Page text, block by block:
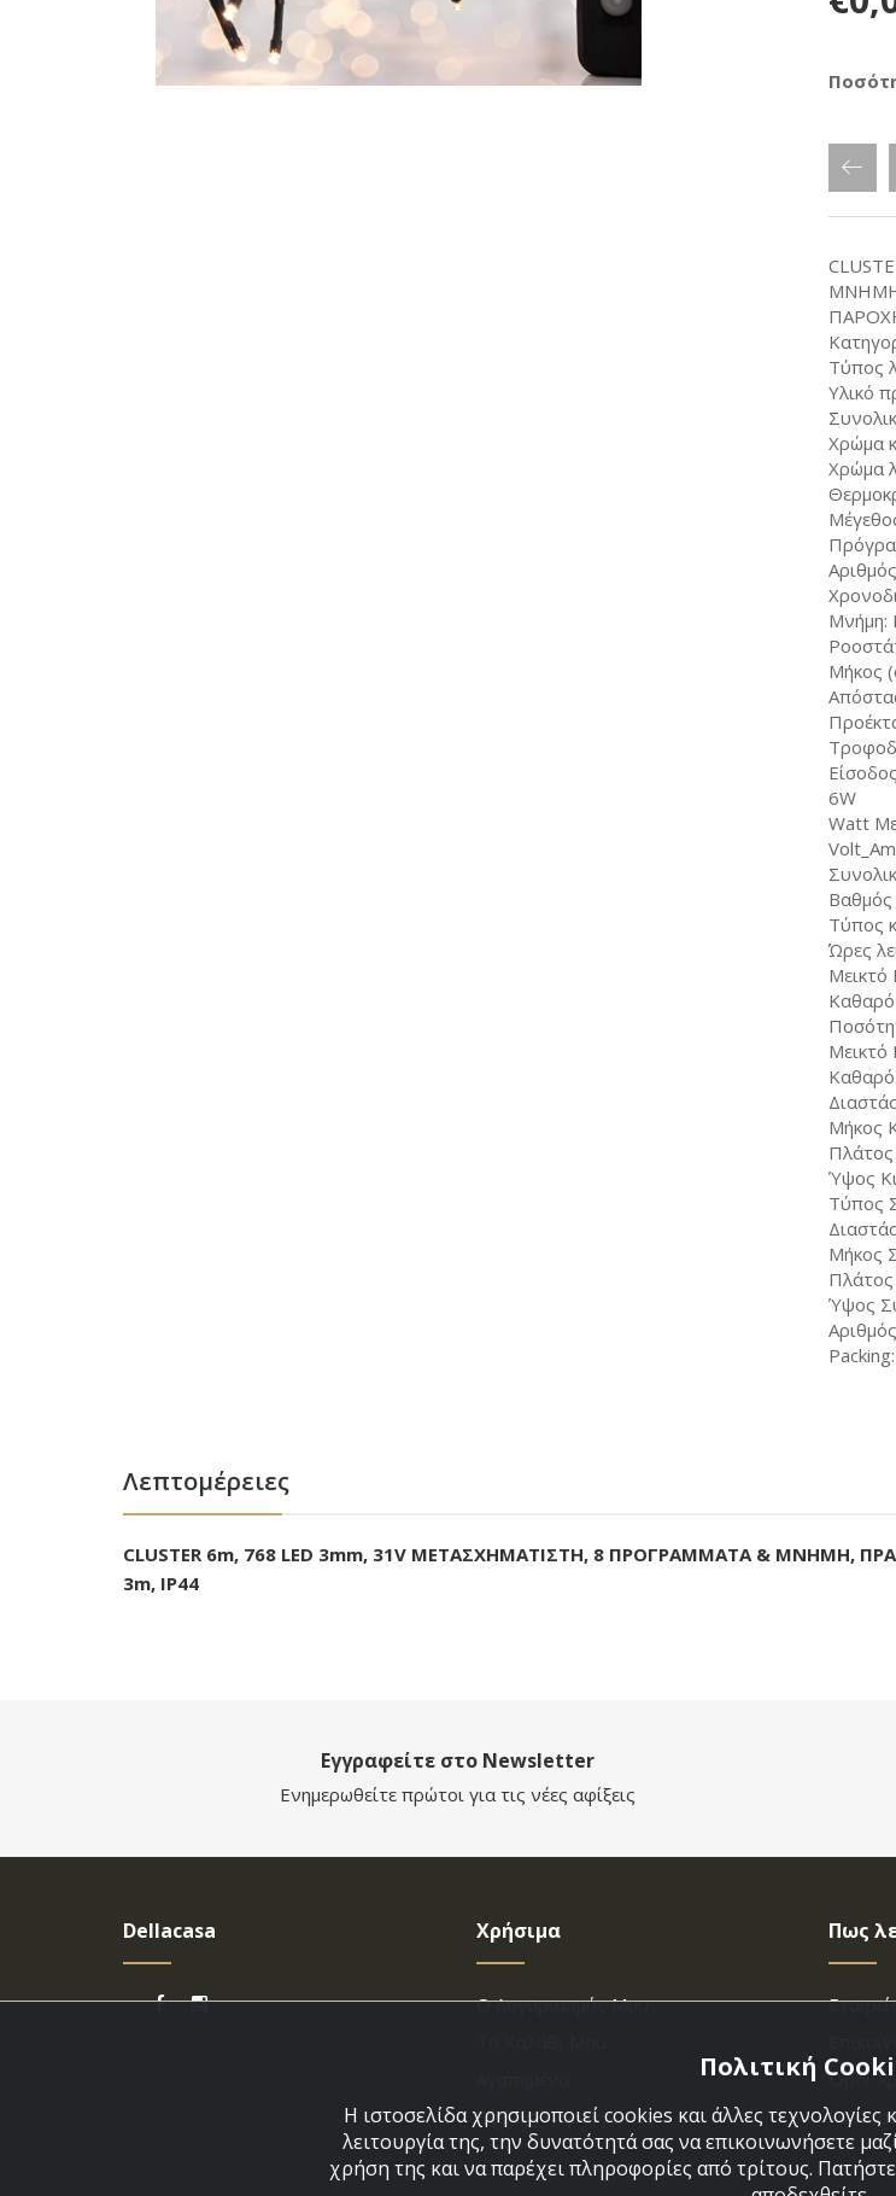
Τύπος
Υλικό
Χρώμα
Χρώμα
Μνήμη:
Μήκος
6W
Watt
Τύπος
Ώρες
Μεικτό
Καθαρό
Μεικτό
Μήκος
Πλάτος
Ύψος
Τύπος
Μήκος
Πλάτος
Ύψος
Λεπτομέρειες
CLUSTER 6m, 768 LED 3mm, 31V ΜΕΤΑΣΧΗΜΑΤΙΣΤΗ, 8 ΠΡΟΓΡΑΜΜΑΤΑ & MNHMH,
3m, ΙΡ44
Εγγραφείτε στο Newsletter
Ενημερωθείτε πρώτοι για τις νέες αφίξεις
Dellacasa Χρήσιμα
Ο Λογαριασμός Μου
Εξέλιξη Παραγγελίας
Πως
Όροι
Πολιτική
Η ιστοσελίδα χρησιμοποιεί cookies και άλλες
λειτουργία της, την δυνατότητά σας να επικοινωνήσετε
χρήση της και να παρέχει πληροφορίες από τρίτους.